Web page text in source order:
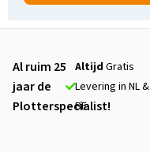
Al ruim 25
jaar de
Plotterspecialist!
Altijd Gratis
Levering in NL &
BE